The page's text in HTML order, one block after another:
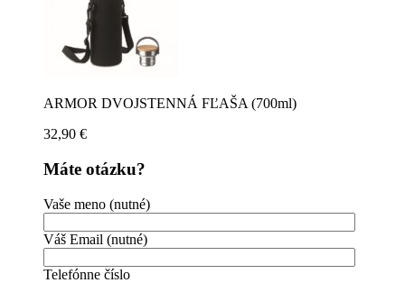
ARMOR DVOJSTENNÁ FĽAŠA (700ml)
32,90 €
Máte otázku?
Vaše meno (nutné)
Váš Email (nutné)
Telefónne číslo